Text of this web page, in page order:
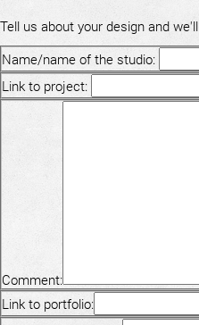
Tell us about your design and
Name/name of the studio:
Link to project:
Comment:
Link to portfolio: